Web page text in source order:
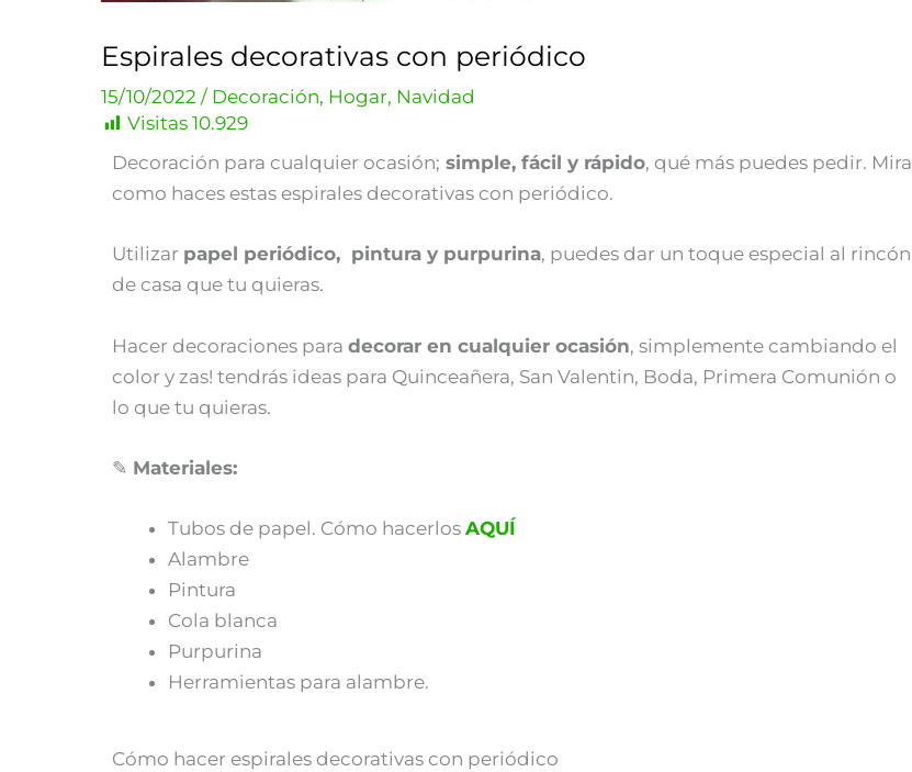
Espirales decorativas con periódico
15/10/2022 / Decoración, Hogar, Navidad
Visitas 10.929
Decoración para cualquier ocasión; simple, fácil y rápido, qué más puedes pedir. Mira
como haces estas espirales decorativas con periódico.
Utilizar papel periódico, pintura y purpurina, puedes dar un toque especial al rincón
de casa que tu quieras.
Hacer decoraciones para decorar en cualquier ocasión, simplemente cambiando el
color y zas! tendrás ideas para Quinceañera, San Valentin, Boda, Primera Comunión o
lo que tu quieras.
✎ Materiales:
Tubos de papel. Cómo hacerlos AQUÍ
Alambre
Pintura
Cola blanca
Purpurina
Herramientas para alambre.
Cómo hacer espirales decorativas con periódico